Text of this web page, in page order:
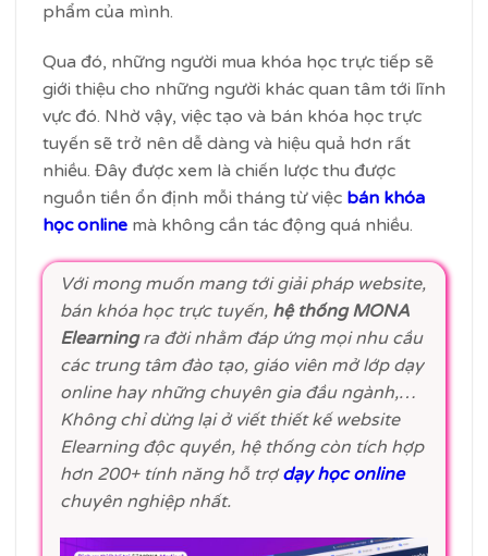
phẩm của mình.
Qua đó, những người mua khóa học trực tiếp sẽ
giới thiệu cho những người khác quan tâm tới lĩnh
vực đó. Nhờ vậy, việc tạo và bán khóa học trực
tuyến sẽ trở nên dễ dàng và hiệu quả hơn rất
nhiều. Đây được xem là chiến lược thu được
nguồn tiền ổn định mỗi tháng từ việc bán khóa
học online mà không cần tác động quá nhiều.
Với mong muốn mang tới giải pháp website,
bán khóa học trực tuyến, hệ thống MONA
Elearningra đời nhằm đáp ứng mọi nhu cầu
các trung tâm đào tạo, giáo viên mở lớp dạy
online hay những chuyên gia đầu ngành,…
Không chỉ dừng lại ở viết thiết kế website
Elearning độc quyền, hệ thống còn tích hợp
hơn 200+ tính năng hỗ trợdạy học online
chuyên nghiệp nhất.